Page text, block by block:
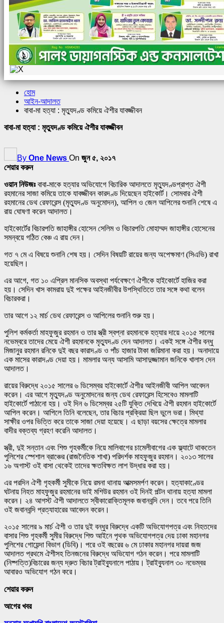
হোম
আইন-আদালত
বাবা-মা হত্যা : মৃত্যুদণ্ড কমিয়ে ঐশীর যাবজ্জীবন
বাবা-মা হত্যা : মৃত্যুদণ্ড কমিয়ে ঐশীর যাবজ্জীবন
By One News On জুন ৫, ২০১৭
শেয়ার করুন
ওয়ান নিউজঃবাবা-মাকে হত্যার অভিযোগে বিচারিক আদালতে মৃত্যুদণ্ডপ্রাপ্ত ঐশী
রহমানের সাজা কমিয়ে তাকে যাবজ্জীবন কারদণ্ড দিয়েছেন হাইকোর্ট। সোমবার ঐশী
রহমানের ডেথ রেফারেন্স (মৃত্যুদণ্ড অনুমোদন), আপিল ও জেল আপিলের শুনানি শেষে এ
রায় ঘোষণা করেন আদালত।
হাইকোর্টের বিচারপতি জাহাঙ্গীর হোসেন সেলিম ও বিচারপতি মোহাম্মদ জাহাঙ্গীর হোসেনের
সমন্বয়ে গঠিত বেঞ্চ এ রায় দেন।
গত ৭ মে এ বিষয়ে শুনানি শেষ হয়। সেদিন বিষয়টি রায়ের জন্য অপেক্ষমাণ (সিএভি) রাখা
হয়েছিল।
এর আগে, গত ১০ এপ্রিল মানসিক অবস্থা পর্যবেক্ষণে ঐশীকে হাইকোর্টে হাজির করা
হয়। সেদিন খাস কামরায় দুই পক্ষের আইনজীবীর উপস্থিতিতে তার সঙ্গে কথা বলেন
বিচারকরা।
তার আগে ১২ মার্চ ডেথ রেফারেন্স ও আপিলের শুনানি শুরু হয়।
পুলিশ কর্মকর্তা মাহফুজুর রহমান ও তার স্ত্রী স্বপ্না রহমানকে হত্যার দায়ে ২০১৫ সালের
নভেম্বরে তাদের মেয়ে ঐশী রহমানকে মৃত্যুদণ্ড দেন আদালত। একই সঙ্গে ঐশীর বন্ধু
মিজানুর রহমান রনিকে দুই বছর কারাদণ্ড ও পাঁচ হাজার টাকা জরিমানা করা হয়। অনাদায়ে
এক মাসের কারাদণ্ড দেয়া হয়। মামলার অন্য আসামি আসাদুজ্জামান জনিকে খালাস দেন
আদালত।
রায়ের বিরুদ্ধে ২০১৫ সালের ৬ ডিসেম্বর হাইকোর্টে ঐশীর আইনজীবী আপিল আবেদন
করেন। এর আগে মৃত্যুদণ্ড অনুমোদনের জন্য ডেথ রেফারেন্স হিসেবেও মামলাটি
হাইকোর্টে পাঠানো হয়। ওই দিন ৬ ডিসেম্বর ২৫টি যুক্তি দেখিয়ে ঐশী রহমান হাইকোর্টে
আপিল করেন। আপিলে তিনি বলেছেন, তার বিচার প্রক্রিয়া ছিল ভুলে ভরা। মিথ্যা
সাক্ষীর ওপর ভিত্তি করে তাকে সাজা দেয়া হয়েছে। এ ছাড়া বয়সের ক্ষেত্রে মামলার
বাদীর বক্তব্য গ্রহণ করেনি আদালত।
স্ত্রী, দুই সন্তান এবং শিশু গৃহকর্মীকে নিয়ে মালিবাগের চামেলীবাগের এক ফ্ল্যাটে থাকতেন
পুলিশের স্পেশাল ব্রাঞ্চের (রাজনৈতিক শাখা) পরিদর্শক মাহফুজুর রহমান। ২০১৩ সালের
১৬ অগাস্ট ওই বাসা থেকেই তাদের ক্ষতবিক্ষত লাশ উদ্ধার করা হয়।
এর পরদিন ঐশী গৃহকর্মী সুমীকে নিয়ে রমনা থানায় আত্মসমর্পণ করেন। হত্যাকাণ্ডের
ঘটনায় নিহত মাহফুজুর রহমানের ভাই মশিউর রহমান ওই দিনই পল্টন থানায় হত্যা মামলা
করেন। ২৪ আগস্ট ঐশী আদালতে স্বীকারোক্তিমূলক জবানবন্দি দেন। তবে পরে তিনি
ওই জবানবন্দি প্রত্যাহারের আবেদন করেন।
২০১৫ সালের ৯ মার্চ ঐশী ও তার দুই বন্ধুর বিরুদ্ধে একটি অভিযোগপত্র এবং নিহতদের
বাসার শিশু গৃহকর্মী সুমীর বিরুদ্ধে শিশু আইনে পৃথক অভিযোগপত্র দেয় ঢাকা মহানগর
পুলিশের গোয়েন্দা বিভাগ (ডিবি)। পরে ওই বছরের ৬ মে ঢাকার মহানগর দায়রা জজ
আদালত প্রথমে ঐশীসহ তিনজনের বিরুদ্ধে অভিযোগ গঠন করেন। পরে মামলাটি
(নিষ্পত্তি)বিচারের জন্য দ্রুত বিচার ট্রাইব্যুনালে পাঠায়। ট্রাইব্যুনাল ৩০ নভেম্বর
আবারও অভিযোগ গঠন করে।
শেয়ার করুন
আগের খবর